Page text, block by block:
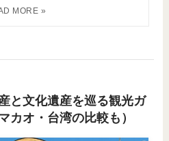
と文化遺産を巡る観光ガ
カオ・台湾の比較も）